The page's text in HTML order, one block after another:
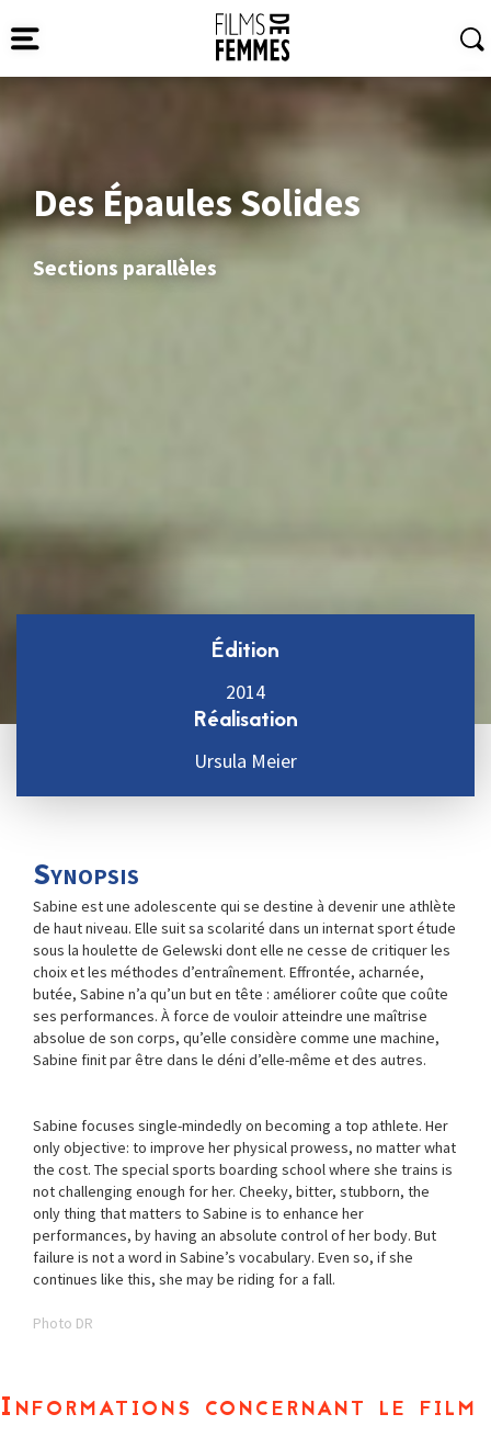
Des Épaules Solides
Sections parallèles
Édition
2014
Réalisation
Ursula Meier
Synopsis
Sabine est une adolescente qui se destine à devenir une athlète
de haut niveau. Elle suit sa scolarité dans un internat sport étude
sous la houlette de Gelewski dont elle ne cesse de critiquer les
choix et les méthodes d’entraînement. Effrontée, acharnée,
butée, Sabine n’a qu’un but en tête : améliorer coûte que coûte
ses performances. À force de vouloir atteindre une maîtrise
absolue de son corps, qu’elle considère comme une machine,
Sabine finit par être dans le déni d’elle-même et des autres.
Sabine focuses single-mindedly on becoming a top athlete. Her
only objective: to improve her physical prowess, no matter what
the cost. The special sports boarding school where she trains is
not challenging enough for her. Cheeky, bitter, stubborn, the
only thing that matters to Sabine is to enhance her
performances, by having an absolute control of her body. But
failure is not a word in Sabine’s vocabulary. Even so, if she
continues like this, she may be riding for a fall.
Photo DR
Informations concernant le film